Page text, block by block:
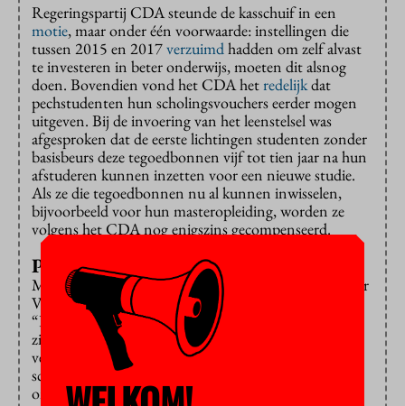
Regeringspartij CDA steunde de kasschuif in een
motie, maar onder één voorwaarde: instellingen die
tussen 2015 en 2017verzuimdhadden om zelf alvast
te investeren in beter onderwijs, moeten dit alsnog
doen. Bovendien vond het CDA hetredelijkdat
pechstudenten hun scholingsvouchers eerder mogen
uitgeven. Bij de invoering van het leenstelsel was
afgesproken dat de eerste lichtingen studenten zonder
basisbeurs deze tegoedbonnen vijf tot tien jaar na hun
afstuderen kunnen inzetten voor een nieuwe studie.
Als ze die tegoedbonnen nu al kunnen inwisselen,
bijvoorbeeld voor hun masteropleiding, worden ze
volgens het CDA nog enigszins gecompenseerd.
Plannen van tafel
Maar in een briefaan de Tweede Kamer veegt minister
Van Engelshoven beide plannen voorlopig van tafel.
“De VSNU, Vereniging Hogescholen, ISO en LSVb
zijn niet gekomen tot een gedragen voorstel voor
versnelde inzet van de middelen (…) Ik zal ook niet
schuiven met de middelen studievouchers (die
onderdeel zijn van de studievoorschotmiddelen).